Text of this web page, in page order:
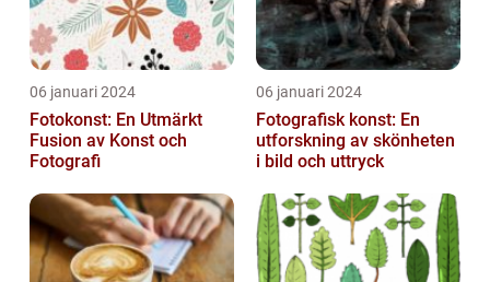
06 januari 2024
Fotokonst: En Utmärkt
Fusion av Konst och
Fotografi
06 januari 2024
Fotografisk konst: En
utforskning av skönheten
i bild och uttryck